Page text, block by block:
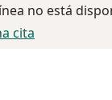
no está
cita